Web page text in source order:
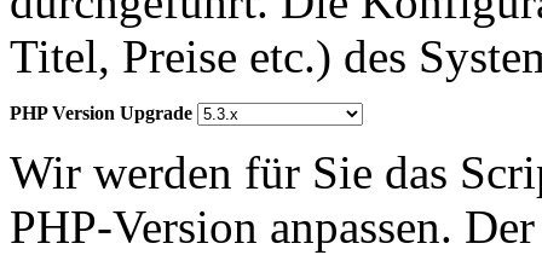
Titel, Preise etc.) des
PHP Version Upgrade
Wir werden für Sie das
PHP-Version anpassen.